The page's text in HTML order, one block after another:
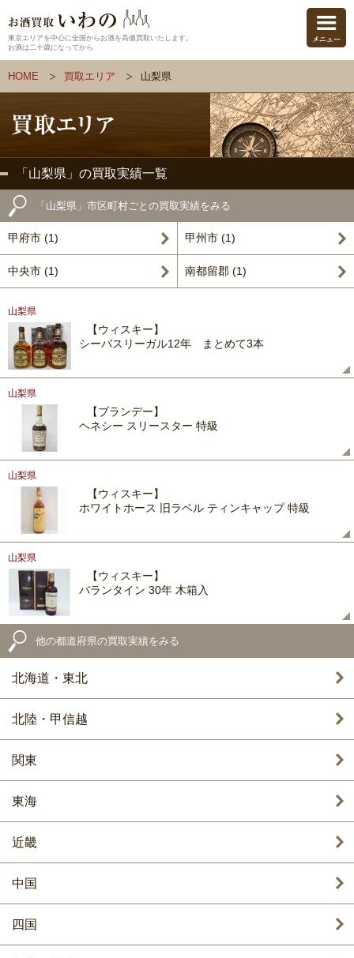
東京エリアを中心に全国からお酒を高価買取いたします。
お酒は二十歳になってから
HOME 買取エリア 山梨県
「山梨県」の買取実績一覧
「山梨県」市区町村ごとの買取実績をみる
甲府市 (1) 甲州市 (1)
中央市 (1) 南都留郡 (1)
山梨県
【ウィスキー】
シーバスリーガル12年 まとめて3本
山梨県
【ブランデー】
ヘネシー スリースター 特級
山梨県
【ウィスキー】
ホワイトホース 旧ラベル ティンキャップ 特級
山梨県
【ウィスキー】
バランタイン 30年 木箱入
他の都道府県の買取実績をみる
北海道・東北
北陸・甲信越
関東
東海
近畿
中国
四国